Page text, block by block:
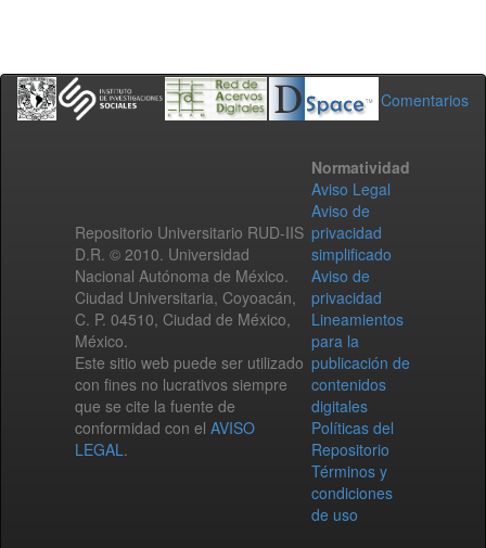
Comentarios
Repositorio Universitario RUD-IIS
D.R. © 2010. Universidad
Nacional Autónoma de México.
Ciudad Universitaria, Coyoacán,
C. P. 04510, Ciudad de México,
México.
Este sitio web puede ser utilizado
con fines no lucrativos siempre
que se cite la fuente de
conformidad con el AVISO
LEGAL.
Normatividad
Aviso Legal
Aviso de
privacidad
simplificado
Aviso de
privacidad
Lineamientos
para la
publicación de
contenidos
digitales
Políticas del
Repositorio
Términos y
condiciones
de uso